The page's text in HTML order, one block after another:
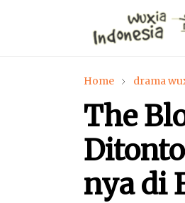
Home drama
The
nya di